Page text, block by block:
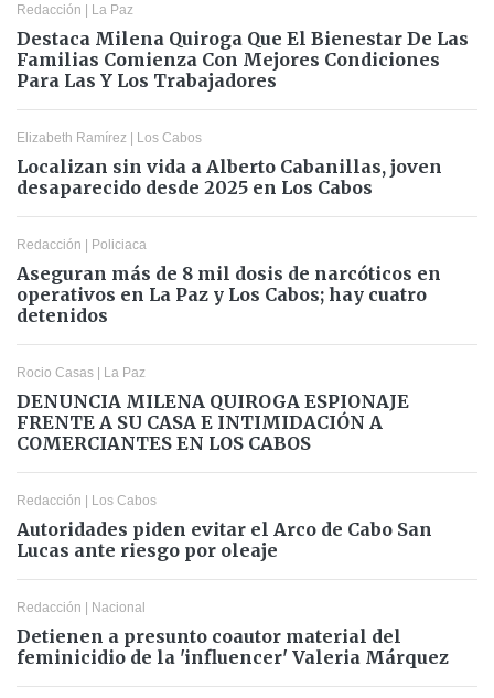
Redacción | La Paz
Destaca Milena Quiroga Que El Bienestar De Las
Familias Comienza Con Mejores Condiciones
Para Las Y Los Trabajadores
Elizabeth Ramírez | Los Cabos
Localizan sin vida a Alberto Cabanillas, joven
desaparecido desde 2025 en Los Cabos
Redacción | Policiaca
Aseguran más de 8 mil dosis de narcóticos en
operativos en La Paz y Los Cabos; hay cuatro
detenidos
Rocio Casas | La Paz
DENUNCIA MILENA QUIROGA ESPIONAJE
FRENTE A SU CASA E INTIMIDACIÓN A
COMERCIANTES EN LOS CABOS
Redacción | Los Cabos
Autoridades piden evitar el Arco de Cabo San
Lucas ante riesgo por oleaje
Redacción | Nacional
Detienen a presunto coautor material del
feminicidio de la 'influencer' Valeria Márquez